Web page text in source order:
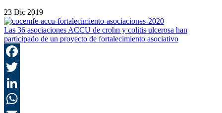
23 Dic 2019
Las 36 asociaciones ACCU de crohn y colitis ulcerosa han
participado de un proyecto de fortalecimiento asociativo